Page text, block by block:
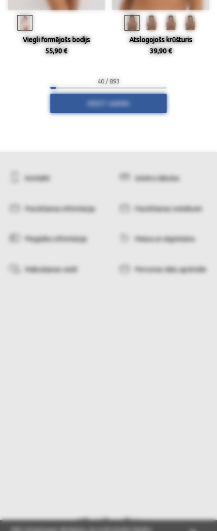
Viegli formējošs bodijs
55,90 €
Atslogojošs krūšturis
39,90 €
40 / 893
Kontakti Izmēru tabulas
Pasūtīšanas informācija Pasūtīšanas noteikumi
Piegādes informācija Maiņa un atgriešana
Maksāšanas veidi Personas datu apstrāde
Vēl vairāk sociālajos
tīklos